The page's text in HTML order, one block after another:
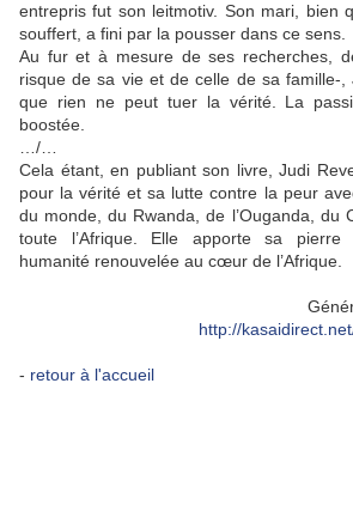
entrepris fut son leitmotiv. Son mari, bien
souffert, a fini par la pousser dans ce sens.
Au fur et à mesure de ses recherches,
risque de sa vie et de celle de sa famille-,
que rien ne peut tuer la vérité. La
boostée.
…/…
Cela étant, en publiant son livre, Judi
pour la vérité et sa lutte contre la peur
du monde, du Rwanda, de l’Ouganda, du
toute l’Afrique. Elle apporte sa pierre
humanité renouvelée au cœur de l’Afrique.
http://
- retour à l'accueil